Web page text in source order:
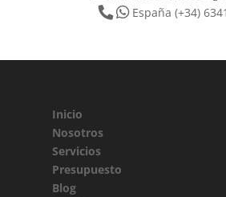
España (+34)
Inicio
Nosotros
Servicios
Presupuesto
Blog